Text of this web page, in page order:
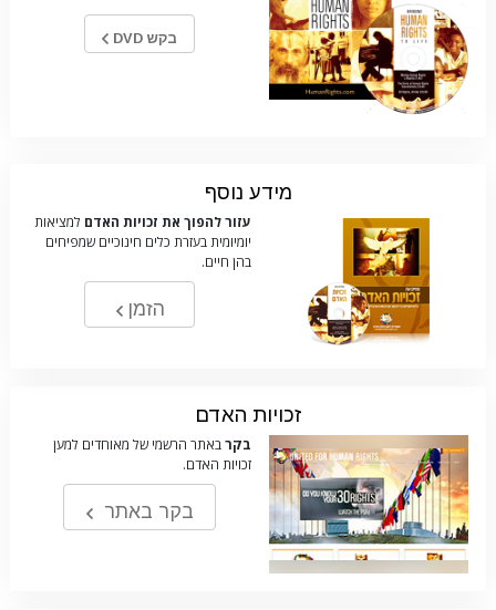
בקש DVD
מידע נוסף
עזור להפוך את זכויות האדם למציאות
יומיומית בעזרת כלים חינוכיים שמפיחים
בהן חיים.
הזמן
זכויות האדם
בקרבאתר הרשמי של מאוחדים למען
זכויות האדם.
בקר באתר